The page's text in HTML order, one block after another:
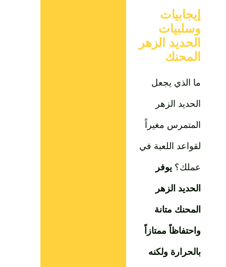
إيجابيات
وسلبيات
الحديد الزهر
المحنك
ما الذي يجعل
الحديد الزهر
المتمرس مغيراً
لقواعد اللعبة في
عملك؟يوفر
الحديد الزهر
المحنك متانة
واحتفاظاً ممتازاً
بالحرارة ولكنه